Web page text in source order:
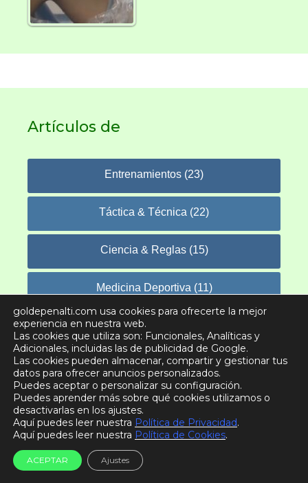
Artículos de
Entrenamientos (23)
Táctica & Técnica (22)
Ciencia & Reglas (15)
Medicina Deportiva (11)
Goles (8)
Actualidad (7)
Futboleros (6)
Nutrición (6)
goldepenalti.com usa cookies para ofrecerte la mejor
experiencia en nuestra web.
Las cookies que utiliza son: Funcionales, Analíticas y
Adicionales, incluidas las de publicidad de Google.
Las cookies pueden almacenar, compartir y gestionar tus
datos para ofrecer anuncios personalizados.
Puedes aceptar o personalizar su configuración.
Puedes aprender más sobre qué cookies utilizamos o
desactivarlas en los ajustes.
Aquí puedes leer nuestra Política de Privacidad.
Aquí puedes leer nuestra Política de Cookies.
ACEPTAR Ajustes